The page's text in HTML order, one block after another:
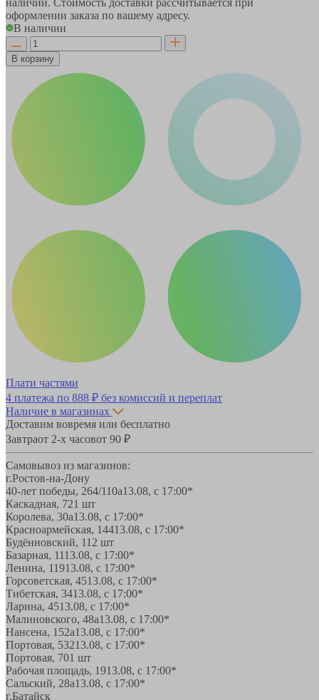
оформлении заказа по вашему адресу.
В наличии
В корзину
Плати частями
4 платежа по 888 ₽ без комиссий и переплат
Наличие в магазинах
Доставим вовремя или бесплатно
Завтраот 2-х часовот 90 ₽
Самовывоз из магазинов:
г.Ростов-на-Дону
40-лет победы, 264/110а13.08, с 17:00*
Каскадная, 721 шт
Королева, 30а13.08, с 17:00*
Красноармейская, 14413.08, с 17:00*
Будённовский, 11 2 шт
Базарная, 1113.08, с 17:00*
Ленина, 11913.08, с 17:00*
Горсоветская, 4513.08, с 17:00*
Тибетская, 3413.08, с 17:00*
Ларина, 4513.08, с 17:00*
Малиновского, 48а13.08, с 17:00*
Нансена, 152а13.08, с 17:00*
Портовая, 53213.08, с 17:00*
Портовая, 701 шт
Рабочая площадь, 1913.08, с 17:00*
Сальский, 28a13.08, с 17:00*
г.Батайск